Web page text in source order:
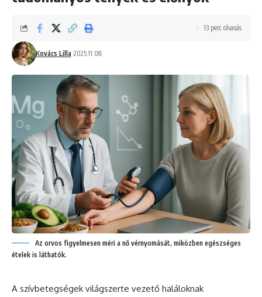
Kovács Lilla 2025.11.08.
13 perc olvasás
Az orvos figyelmesen méri a nő vérnyomását, miközben egészséges
ételek is láthatók.
A szívbetegségek világszerte vezető haláloknak